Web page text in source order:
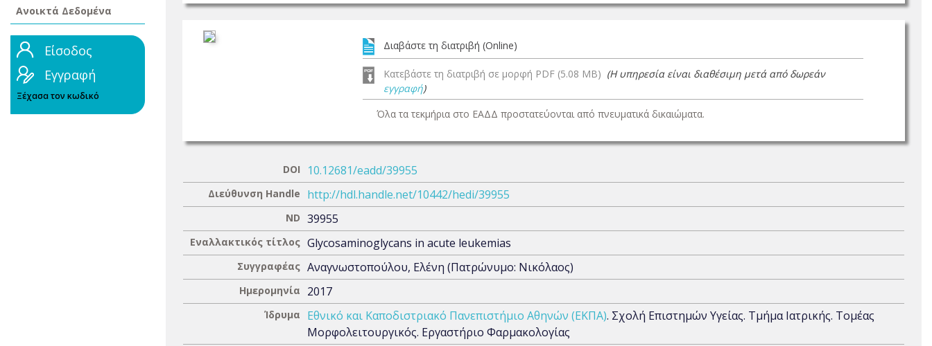
Ανοικτά Δεδομένα
Είσοδος
Εγγραφή
Ξέχασα τον κωδικό
Διαβάστε τη διατριβή (Online)
Κατεβάστε τη διατριβή σε μορφή PDF (5.08 MB) (Η υπηρεσία είναι διαθέσιμη μετά από δωρεάν
εγγραφή)
Όλα τα τεκμήρια στο ΕΑΔΔ προστατεύονται από πνευματικά δικαιώματα.
DOI 10.12681/eadd/39955
Διεύθυνση Handle http://hdl.handle.net/10442/hedi/39955
ND 39955
Εναλλακτικός τίτλος Glycosaminoglycans in acute leukemias
Συγγραφέας Αναγνωστοπούλου, Ελένη (Πατρώνυμο: Νικόλαος)
Ημερομηνία 2017
Ίδρυμα Εθνικό και Καποδιστριακό Πανεπιστήμιο Αθηνών (ΕΚΠΑ). Σχολή Επιστημών Υγείας. Τμήμα Ιατρικής. Τομέας
Μορφολειτουργικός. Εργαστήριο Φαρμακολογίας